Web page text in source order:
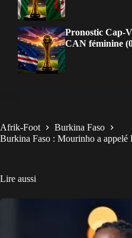
Pronostic Cap-
CAN féminine
Afrik-Foot
Burkina Faso
Burkina Faso : Mourinho a appelé
Lire aussi